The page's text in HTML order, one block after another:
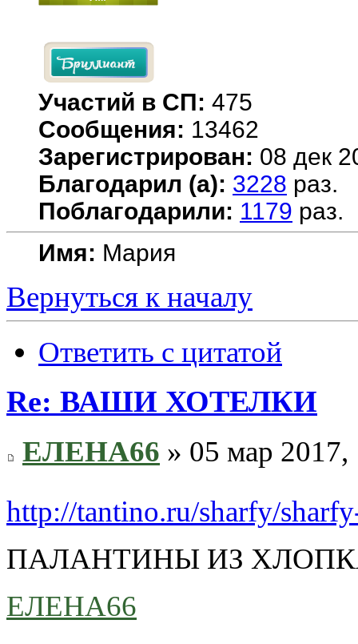
Участий в СП: 475
Сообщения: 13462
Зарегистрирован: 08 дек
Благодарил (а): 3228 раз.
Поблагодарили: 1179 раз.
Имя: Мария
Вернуться к началу
Ответить с цитатой
Re: ВАШИ ХОТЕЛКИ
ЕЛЕНА66 » 05 мар 2017,
http://tantino.ru/sharfy/
ПАЛАНТИНЫ ИЗ
ЕЛЕНА66